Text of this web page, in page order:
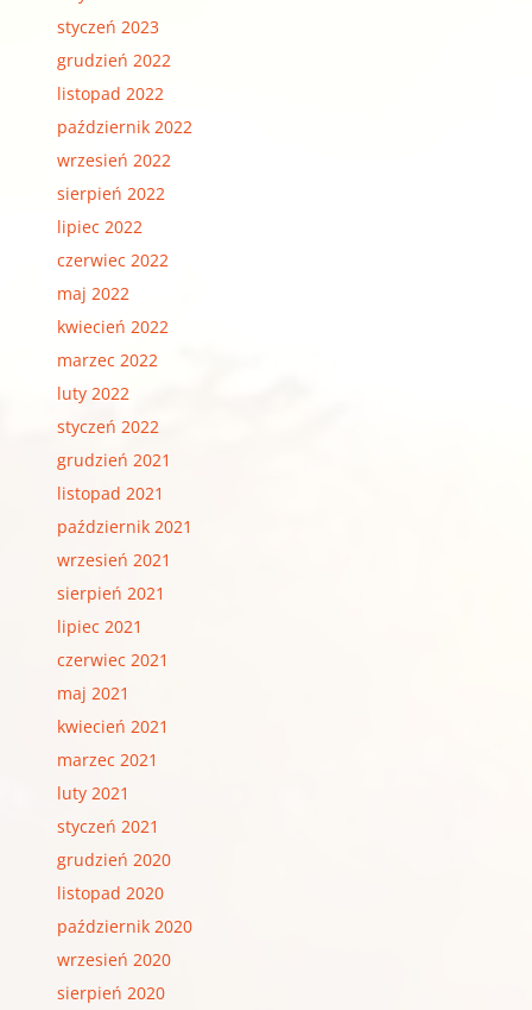
styczeń 2023
grudzień 2022
listopad 2022
październik 2022
wrzesień 2022
sierpień 2022
lipiec 2022
czerwiec 2022
maj 2022
kwiecień 2022
marzec 2022
luty 2022
styczeń 2022
grudzień 2021
listopad 2021
październik 2021
wrzesień 2021
sierpień 2021
lipiec 2021
czerwiec 2021
maj 2021
kwiecień 2021
marzec 2021
luty 2021
styczeń 2021
grudzień 2020
listopad 2020
październik 2020
wrzesień 2020
sierpień 2020